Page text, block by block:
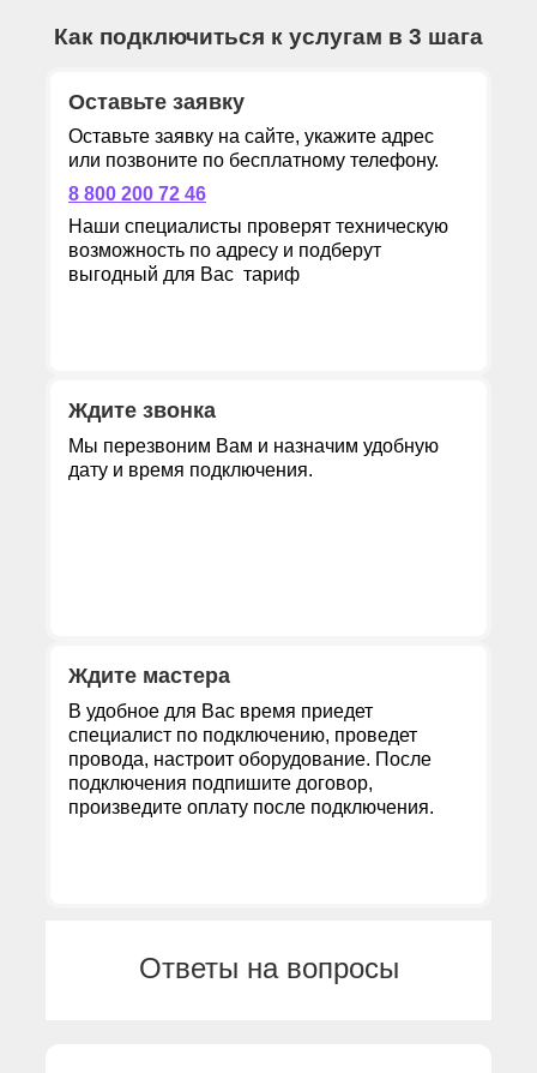
Как подключиться к услугам в 3 шага
Оставьте заявку
Оставьте заявку на сайте, укажите адрес
или позвоните по бесплатному телефону.
8 800 200 72 46
Наши специалисты проверят техническую
возможность по адресу и подберут
выгодный для Вас тариф
Ждите звонка
Мы перезвоним Вам и назначим удобную
дату и время подключения.
Ждите мастера
В удобное для Вас время приедет
специалист по подключению, проведет
провода, настроит оборудование. После
подключения подпишите договор,
произведите оплату после подключения.
Ответы на вопросы